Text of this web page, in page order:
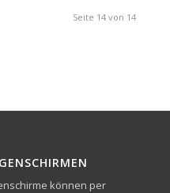
Seite 14 von 14
können per